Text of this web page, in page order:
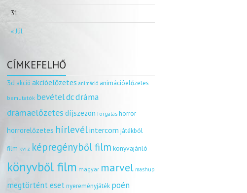
« Júl
31
CÍMKEFELHŐ
3d akció akcióelőzetes animáció animációelőzetes
bemutatók bevételdcdráma
drámaelőzetes díjszezon forgatás horror
horrorelőzetes hírlevélintercom játékból
film kvíz képregényből film könyvajánló
könyvből film magyar marvel mashup
megtörtént esetnyereményjáték poén